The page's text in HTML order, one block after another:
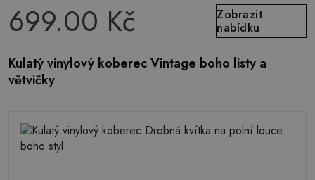
699.00 Kč
Zobrazit
nabídku
Kulatý vinylový koberec Vintage boho listy a
větvičky